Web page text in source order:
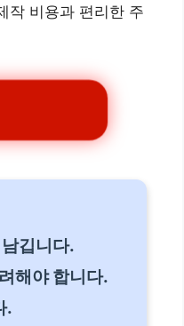
작 비용과 편리한 주
깁니다.
해야 합니다.
.